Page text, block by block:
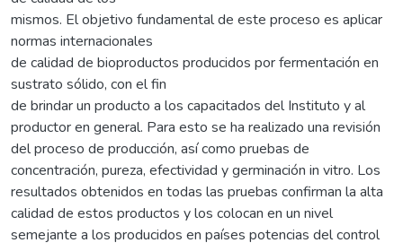
mismos. El objetivo fundamental de este proceso es aplicar
normas internacionales
de calidad de bioproductos producidos por fermentación en
sustrato sólido, con el fin
de brindar un producto a los capacitados del Instituto y al
productor en general. Para esto se ha realizado una revisión
del proceso de producción, así como pruebas de
concentración, pureza, efectividad y germinación in vitro. Los
resultados obtenidos en todas las pruebas confirman la alta
calidad de estos productos y los colocan en un nivel
semejante a los producidos en países potencias del control